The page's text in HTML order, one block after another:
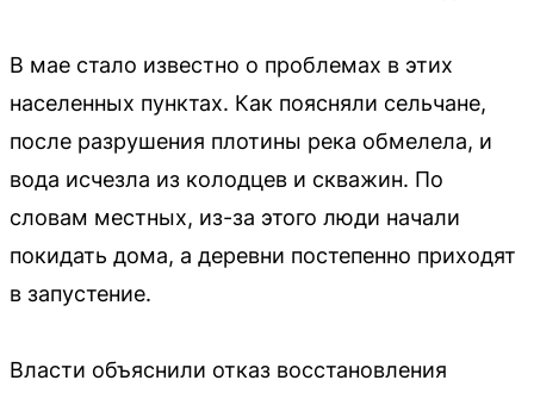
В мае стало известно о проблемах в этих
населенных пунктах. Как поясняли сельчане,
после разрушения плотины река обмелела, и
вода исчезла из колодцев и скважин. По
словам местных, из-за этого люди начали
покидать дома, а деревни постепенно приходят
в запустение.
Власти объяснили отказ восстановления